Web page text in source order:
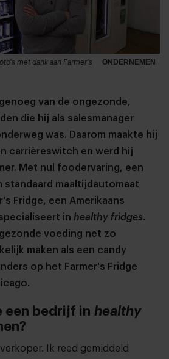
ONDERNEMEN
met dank aan Farmer's
van de ongezonde,
die hij als salesmanager
was. Daarom maakte hij
carrièreswitch en werd hij
Met nul foodervaring, een
standaard maaltijdautomaat
Fridge, een Amerikaans
in healthy fridges.
voeding net zo
maken als een candy
op het Farmer's Fridge
een bedrijf in healthy
verkoper. Ik reed gemiddeld